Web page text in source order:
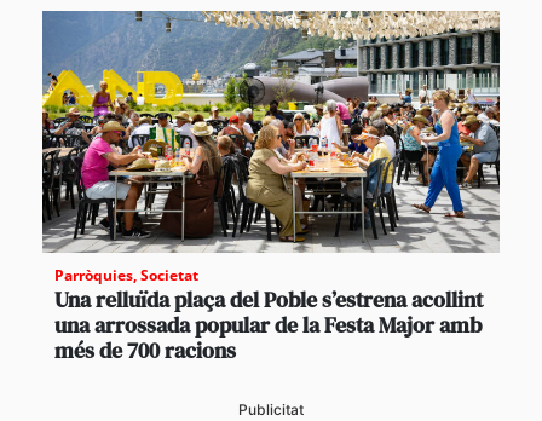
Parròquies,Societat
Una relluïda plaça del Poble s’estrena acollint
una arrossada popular de la Festa Major amb
més de 700 racions
Publicitat